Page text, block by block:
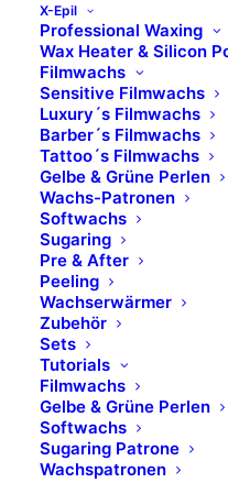
X-Epil
Professional Waxing
Wax Heater & Silicon
Filmwachs
Sensitive Filmwachs
Luxury´s Filmwachs
Barber´s Filmwachs
Tattoo´s Filmwachs
Gelbe & Grüne Perlen
Wachs-Patronen
Softwachs
Sugaring
Pre & After
Peeling
Wachserwärmer
Zubehör
Sets
Tutorials
Filmwachs
Gelbe & Grüne Perlen
Softwachs
Sugaring Patrone
Wachspatronen